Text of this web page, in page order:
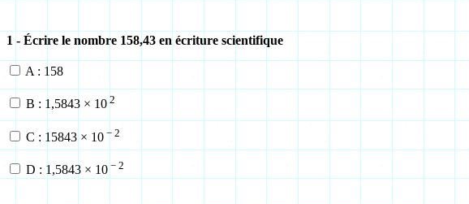
1 - Écrire le nombre 158,43 en écriture scientifique
A : 158
B : 1,5843 × 10 2
C : 15843 × 10 − 2
D : 1,5843 × 10 − 2